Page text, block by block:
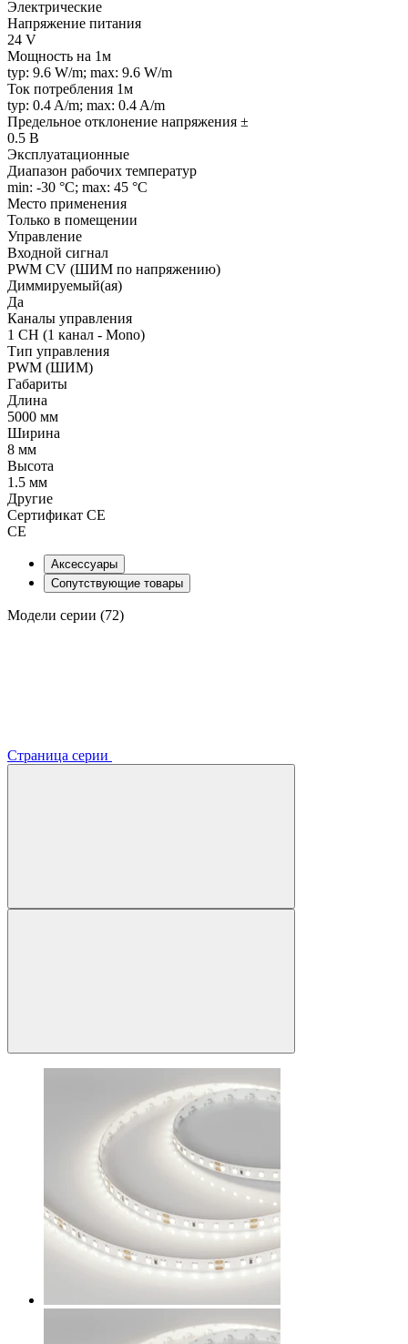
Электрические
Напряжение питания
24 V
Мощность на 1м
typ: 9.6 W/m; max: 9.6 W/m
Ток потребления 1м
typ: 0.4 A/m; max: 0.4 A/m
Предельное отклонение напряжения ±
0.5 В
Эксплуатационные
Диапазон рабочих температур
min: -30 °C; max: 45 °C
Место применения
Только в помещении
Управление
Входной сигнал
PWM СV (ШИМ по напряжению)
Диммируемый(ая)
Да
Каналы управления
1 CH (1 канал - Mono)
Тип управления
PWM (ШИМ)
Габариты
Длина
5000 мм
Ширина
8 мм
Высота
1.5 мм
Другие
Сертификат CE
CE
Аксессуары
Сопутствующие товары
Модели серии (72)
Страница серии